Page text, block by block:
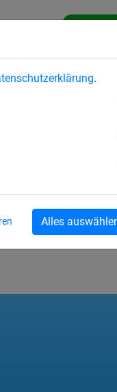
.
Alles
Germany
ÜBER HUCK
möglich, alle
in die quadratische
dar.